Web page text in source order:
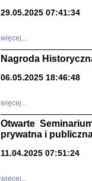
29.05.2025 07:41:34
więcej...
Nagroda
06.05.2025 18:46:48
więcej...
Otwarte
prywatna i
11.04.2025 07:51:24
więcej...